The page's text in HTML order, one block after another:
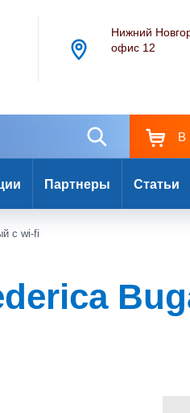
Нижний
офис 12
В
Партнеры Статьи
с wi-fi